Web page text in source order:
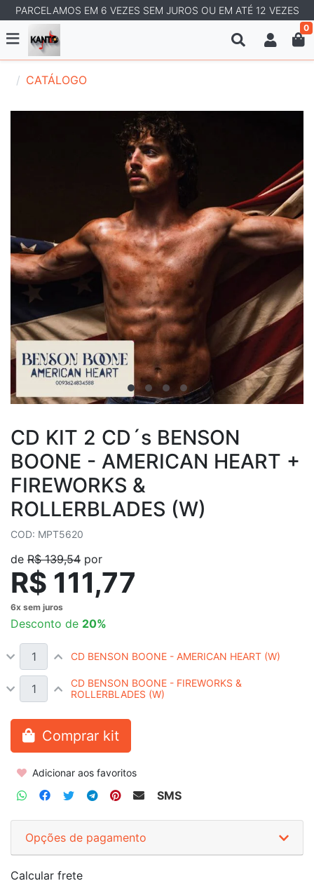
PARCELAMOS EM 6 VEZES SEM JUROS OU EM ATÉ 12 VEZES
0
CATÁLOGO
CD KIT 2 CD´s BENSON
BOONE - AMERICAN HEART +
FIREWORKS &
ROLLERBLADES (W)
COD: MPT5620
de R$ 139,54 por
R$ 111,77
Desconto de 20%
CD BENSON BOONE - AMERICAN HEART (W)
CD BENSON BOONE - FIREWORKS &
ROLLERBLADES (W)
Comprar kit
Adicionar aos favoritos
SMS
Opções de pagamento
Calcular frete